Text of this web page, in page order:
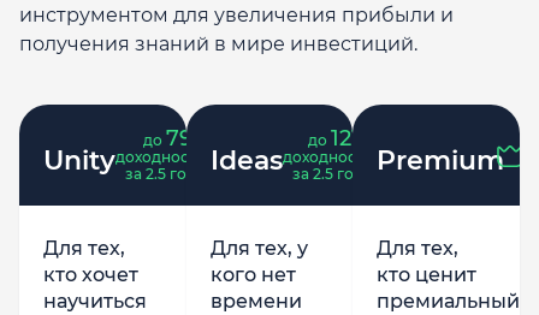
инструментом для увеличения прибыли и
получения знаний в мире инвестиций.
Unity
до 79
доходность
за 2.5 года
Для тех,
кто хочет
научиться
Ideas
до 121
доходность
за 2.5 года
Для тех, у
кого нет
времени
Premium
Для тех,
кто ценит
премиальный